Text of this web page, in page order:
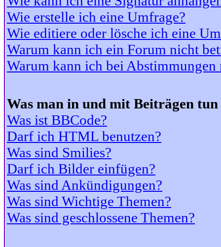
Wie erstelle ich eine Umfrage?
Wie editiere oder lösche ich eine
Warum kann ich ein Forum nicht
Warum kann ich bei
Was man in und mit Beiträgen
Was ist BBCode?
Darf ich HTML benutzen?
Was sind Smilies?
Darf ich Bilder einfügen?
Was sind Ankündigungen?
Was sind Wichtige Themen?
Was sind geschlossene Themen?